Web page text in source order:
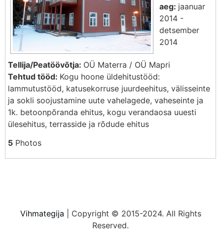
aeg: jaanuar
2014 -
detsember
2014
Tellija/Peatöövõtja: OÜ Materra / OÜ Mapri
Tehtud tööd: Kogu hoone üldehitustööd:
lammutustööd, katusekorruse juurdeehitus, välisseinte
ja sokli soojustamine uute vahelagede, vaheseinte ja
1k. betoonpõranda ehitus, kogu verandaosa uuesti
ülesehitus, terrasside ja rõdude ehitus
5 Photos
Vihmategija | Copyright © 2015-2024. All Rights
Reserved.